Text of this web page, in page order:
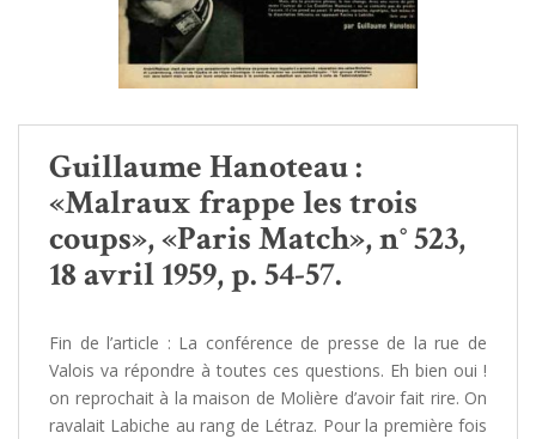
Guillaume Hanoteau :
«Malraux frappe les trois
coups», «Paris Match», n° 523,
18 avril 1959, p. 54-57.
Fin de l’article : La conférence de presse de la rue de
Valois va répondre à toutes ces questions. Eh bien oui !
on reprochait à la maison de Molière d’avoir fait rire. On
ravalait Labiche au rang de Létraz. Pour la première fois